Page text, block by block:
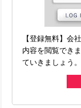
【登録無料】会
内容を閲覧でき
ていきましょう。